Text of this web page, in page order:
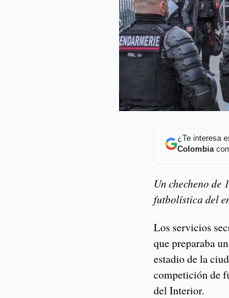
¿Te interesa
Colombia
Un checheno de
futbolística del
Los servicios
que preparaba
estadio de la
competición de
del Interior.